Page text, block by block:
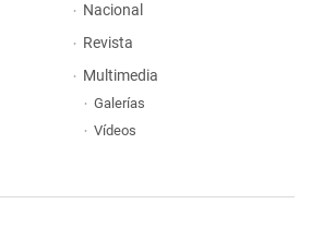
Nacional
Revista
Multimedia
Galerías
Vídeos